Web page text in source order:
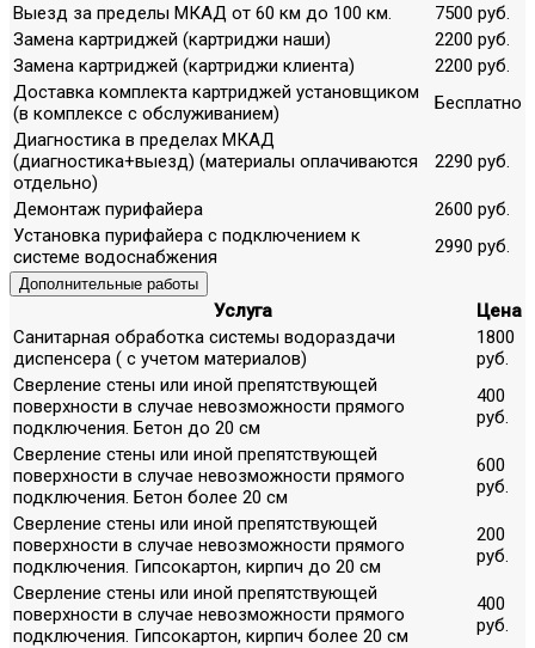
Выезд за пределы МКАД от 60 км до 100 км.
7500 руб.
Замена картриджей (картриджи наши)
2200 руб.
Замена картриджей (картриджи клиента)
2200 руб.
Доставка комплекта картриджей установщиком
(в комплексе с обслуживанием)
Бесплатно
Диагностика в пределах МКАД
(диагностика+выезд) (материалы оплачиваются
отдельно)
2290 руб.
Демонтаж пурифайера
2600 руб.
Установка пурифайера с подключением к
системе водоснабжения
2990 руб.
Дополнительные работы
Услуга
Цена
Санитарная обработка системы водораздачи
диспенсера ( с учетом материалов)
1800
руб.
Сверление стены или иной препятствующей
поверхности в случае невозможности прямого
подключения. Бетон до 20 см
400
руб.
Сверление стены или иной препятствующей
поверхности в случае невозможности прямого
подключения. Бетон более 20 см
600
руб.
Сверление стены или иной препятствующей
поверхности в случае невозможности прямого
подключения. Гипсокартон, кирпич до 20 см
200
руб.
Сверление стены или иной препятствующей
поверхности в случае невозможности прямого
подключения. Гипсокартон, кирпич более 20 см
400
руб.